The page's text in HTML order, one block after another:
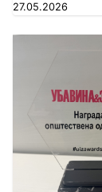
27.05.2026